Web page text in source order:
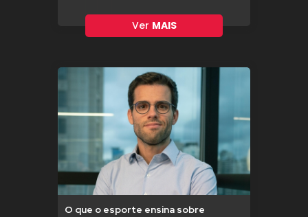
Ver MAIS
O que o esporte ensina sobre